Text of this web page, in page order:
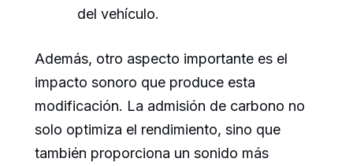
del vehículo.
Además, otro aspecto importante es el
impacto sonoro que produce esta
modificación. La admisión de carbono no
solo optimiza el rendimiento, sino que
también proporciona un sonido más